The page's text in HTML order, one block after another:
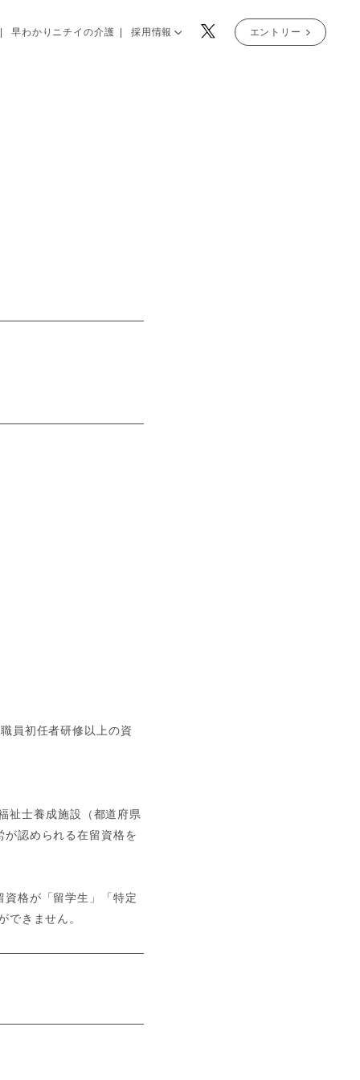
早わかりニチイの介護 採用情報 エントリー
員初任者研修以上の資
祉士養成施設（都道府県
認められる在留資格を
格が「留学生」「特定
できません。